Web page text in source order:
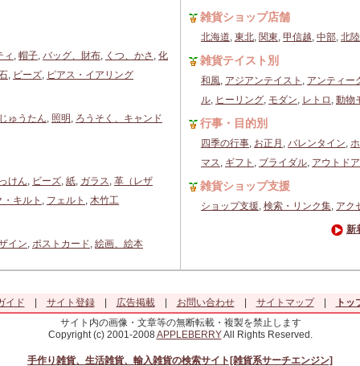
ィ , 帽子, バッグ、財布, くつ、かさ , 化
, ビーズ, ピアス・イアリング
ゅうたん, 照明 , ろうそく、キャンド
けん, ビーズ, 紙, ガラス, 革（レザ
キルト , フェルト , 木竹工
イン, ポストカード, 絵画、絵本
雑貨ショップ店舗
北海道, 東北, 関東, 甲信越, 中部, 北陸
雑貨テイスト別
和風, アジアンテイスト , アンティー
ル, ヒーリング, モダン, レトロ , 動物
行事・目的別
四季の行事, お正月 , バレンタイン,
マス, ギフト , ブライダル, アウトドア
雑貨ショップ支援
ショップ支援, 検索・リンク集, アク
新
イド サイト登録| 広告掲載| お問い合わせ| サイトマップ|
ト
サイト内の画像・文章等の無断転載・複製を禁止します
Copyright (c) 2001-2008APPLEBERRYAll Rights Reserved.
手作り雑貨、生活雑貨、輸入雑貨の検索サイト[雑貨系サーチエンジン]